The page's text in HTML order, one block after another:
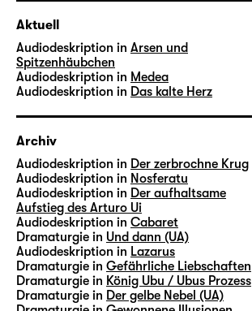
Aktuell
Audiodeskription in Arsen und
Spitzenhäubchen
Audiodeskription in Medea
Audiodeskription in Das kalte Herz
Archiv
Audiodeskription in Der zerbrochne Krug
Audiodeskription in Nosferatu
Audiodeskription in Der aufhaltsame
Aufstieg des Arturo Ui
Audiodeskription in Cabaret
Dramaturgie in Und dann (UA)
Audiodeskription in Lazarus
Dramaturgie in Gefährliche Liebschaften
Dramaturgie in König Ubu / Ubus Prozess
Dramaturgie in Der gelbe Nebel (UA)